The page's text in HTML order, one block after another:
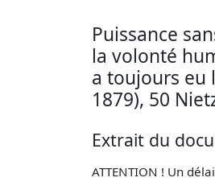
Puissance
la volonté
a toujours eu
1879), 50
Extrait du
ATTENTION ! Un